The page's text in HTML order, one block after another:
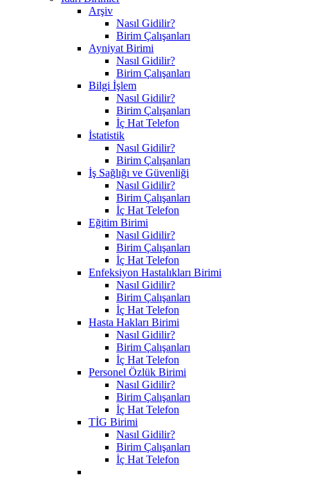
Arşiv
Nasıl Gidilir?
Birim Çalışanları
Ayniyat Birimi
Nasıl Gidilir?
Birim Çalışanları
Bilgi İşlem
Nasıl Gidilir?
Birim Çalışanları
İç Hat Telefon
İstatistik
Nasıl Gidilir?
Birim Çalışanları
İş Sağlığı ve Güvenliği
Nasıl Gidilir?
Birim Çalışanları
İç Hat Telefon
Eğitim Birimi
Nasıl Gidilir?
Birim Çalışanları
İç Hat Telefon
Enfeksiyon Hastalıkları Birimi
Nasıl Gidilir?
Birim Çalışanları
İç Hat Telefon
Hasta Hakları Birimi
Nasıl Gidilir?
Birim Çalışanları
İç Hat Telefon
Personel Özlük Birimi
Nasıl Gidilir?
Birim Çalışanları
İç Hat Telefon
TİG Birimi
Nasıl Gidilir?
Birim Çalışanları
İç Hat Telefon